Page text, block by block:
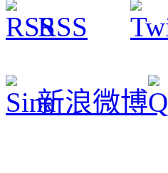
RSS
新浪微博